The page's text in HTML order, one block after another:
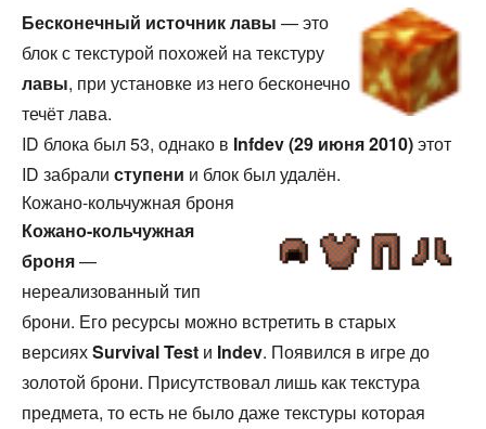
Бесконечный источник лавы — это
блок с текстурой похожей на текстуру
лавы, при установке из него бесконечно
течёт лава.
ID блока был 53, однако в Infdev (29 июня 2010)этот
ID забрали ступени и блок был удалён.
Кожано-кольчужная броня
Кожано-кольчужная
броня—
нереализованный тип
брони. Его ресурсы можно встретить в старых
версияхSurvival Test и Indev. Появился в игре до
золотой брони. Присутствовал лишь как текстура
предмета, то есть не было даже текстуры которая